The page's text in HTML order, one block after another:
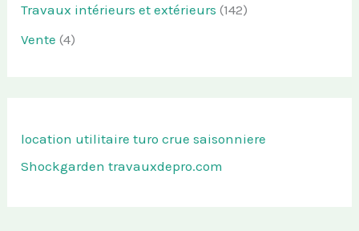
Travaux intérieurs et extérieurs (142)
Vente (4)
location utilitaire turo crue saisonniere
Shockgarden travauxdepro.com